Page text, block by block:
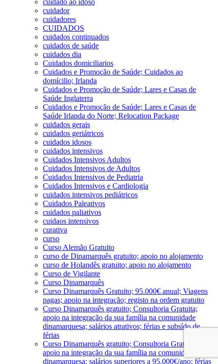
cuidador
cuidadores
CUIDADOS
cuidados continuados
cuidados de saúde
cuidados dia
Cuidados domiciliarios
Cuidados e Promoção de Saúde; Cuidados ao
domícilio; Irlanda
Cuidados e Promoção de Saúde; Lares e Casas de
Saúde Inglaterra
Cuidados e Promoção de Saúde; Lares e Casas de
Saúde Irlanda do Norte; Relocation Package
cuidados gerais
cuidados geriátricos
cuidados idosos
cuidados intensivos
Cuidados Intensivos Adultos
Cuidados Intensivos de Adultos
Cuidados Intensivos de Pediatria
Cuidados Intensivos e Cardiologia
cuidados intensivos pediátricos
Cuidados Paleativos
cuidados paliativos
cuidaos intensivos
curativa
curso
Curso Alemão Gratuito
curso de Dinamarquês gratuito; apoio no alojamento
curso de Holandês gratuito; apoio no alojamento
Curso de Vigilante
Curso Dinamarquês
Curso Dinamarquês Gratuito; 95.000€ anual; Viagens
pagas; apoio na integração; registo na ordem gratuito
Curso Dinamarquês gratuito; Consultoria Gratuita;
apoio na integração da sua família na comunidade
dinamarquesa; salários atrativos; férias e subsído de
férias
Curso Dinamarquês gratuito; Consultoria Gratuita;
apoio na integração da sua família na comunidade
dinamarquesa; salários superiores a 95.000€/ano; férias